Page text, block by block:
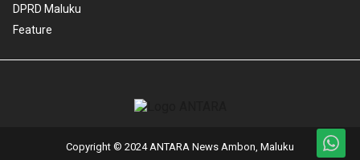
DPRD Maluku
Feature
Copyright © 2024 ANTARA News Ambon, Maluku